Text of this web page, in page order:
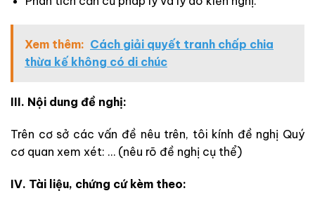
Xem thêm: Cách giải quyết tranh chấp chia
thừa kế không có di chúc
III. Nội dung đề nghị:
Trên cơ sở các vấn đề nêu trên, tôi kính đề nghị Quý
cơ quan xem xét: … (nêu rõ đề nghị cụ thể)
IV. Tài liệu, chứng cứ kèm theo: